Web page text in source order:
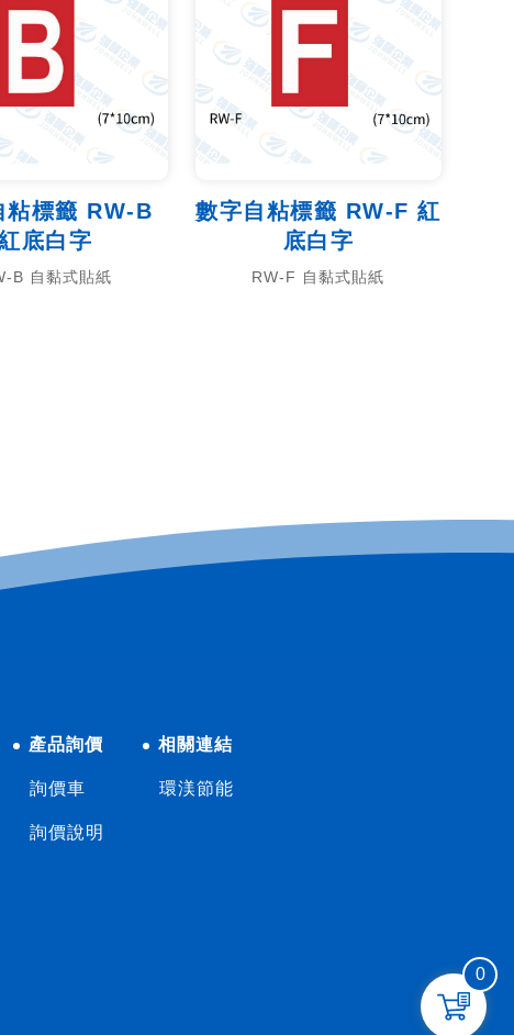
粘標籤 RW-B
底白字
B 自黏式貼紙
數字自粘標籤 RW-F 紅
底白字
RW-F 自黏式貼紙
0
產品詢價
詢價車
詢價說明
相關連結
環渼節能